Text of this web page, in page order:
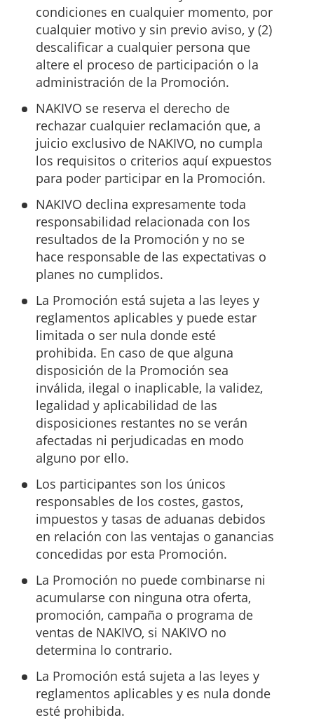
condiciones en cualquier momento, por
cualquier motivo y sin previo aviso, y (2)
descalificar a cualquier persona que
altere el proceso de participación o la
administración de la Promoción.
NAKIVO se reserva el derecho de
rechazar cualquier reclamación que, a
juicio exclusivo de NAKIVO, no cumpla
los requisitos o criterios aquí expuestos
para poder participar en la Promoción.
NAKIVO declina expresamente toda
responsabilidad relacionada con los
resultados de la Promoción y no se
hace responsable de las expectativas o
planes no cumplidos.
La Promoción está sujeta a las leyes y
reglamentos aplicables y puede estar
limitada o ser nula donde esté
prohibida. En caso de que alguna
disposición de la Promoción sea
inválida, ilegal o inaplicable, la validez,
legalidad y aplicabilidad de las
disposiciones restantes no se verán
afectadas ni perjudicadas en modo
alguno por ello.
Los participantes son los únicos
responsables de los costes, gastos,
impuestos y tasas de aduanas debidos
en relación con las ventajas o ganancias
concedidas por esta Promoción.
La Promoción no puede combinarse ni
acumularse con ninguna otra oferta,
promoción, campaña o programa de
ventas de NAKIVO, si NAKIVO no
determina lo contrario.
La Promoción está sujeta a las leyes y
reglamentos aplicables y es nula donde
esté prohibida.